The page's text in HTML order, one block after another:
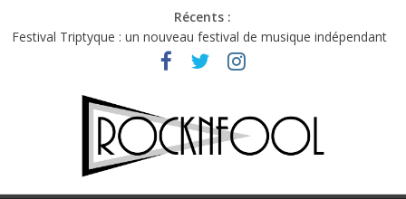
Récents :
Festival Triptyque : un nouveau festival de musique indépendant
Hellfest 2026 vendredi : température et émotions en hausse
Hellfest 2026 jeudi : impossible de choisir entre chaleur et bonne
Première édition du Midgard Festival : entre bière, métal et
Charlie Puth à l’Olympia : la leçon de pop du Professeur Puth